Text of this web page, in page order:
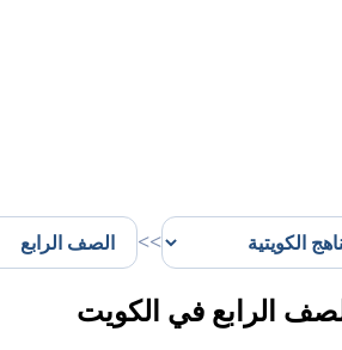
>>
الرابع في الكويت